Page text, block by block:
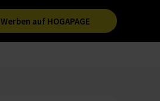
Werben auf HOGAPAGE